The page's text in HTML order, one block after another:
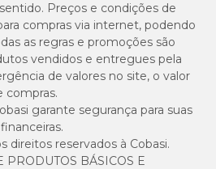
e economia.
(FAQ)
para gatos?
para cães e gatos, atendendo
de ambas as espécies.
Preços e condições de
compras via internet, podendo
as regras e promoções são
vendidos e entregues pela
de valores no site, o valor
compras.
garante segurança para suas
direitos reservados à Cobasi.
PRODUTOS BÁSICOS E